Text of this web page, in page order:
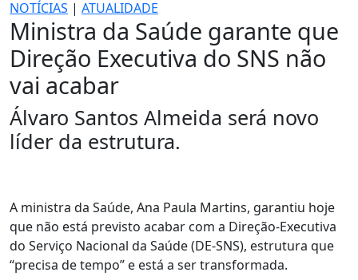
NOTÍCIAS | ATUALIDADE
Ministra da Saúde garante que
Direção Executiva do SNS não
vai acabar
Álvaro Santos Almeida será novo
líder da estrutura.
A ministra da Saúde, Ana Paula Martins, garantiu hoje
que não está previsto acabar com a Direção-Executiva
do Serviço Nacional da Saúde (DE-SNS), estrutura que
“precisa de tempo” e está a ser transformada.